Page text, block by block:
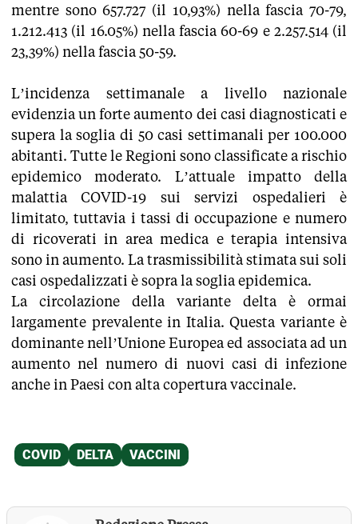
mentre sono 657.727 (il 10,93%) nella fascia 70-79,
1.212.413 (il 16.05%) nella fascia 60-69 e 2.257.514 (il
23,39%) nella fascia 50-59.
L’incidenza settimanale a livello nazionale
evidenzia un forte aumento dei casi diagnosticati e
supera la soglia di 50 casi settimanali per 100.000
abitanti. Tutte le Regioni sono classificate a rischio
epidemico moderato. L’attuale impatto della
malattia COVID-19 sui servizi ospedalieri è
limitato, tuttavia i tassi di occupazione e numero
di ricoverati in area medica e terapia intensiva
sono in aumento. La trasmissibilità stimata sui soli
casi ospedalizzati è sopra la soglia epidemica.
La circolazione della variante delta è ormai
largamente prevalente in Italia. Questa variante è
dominante nell’Unione Europea ed associata ad un
aumento nel numero di nuovi casi di infezione
anche in Paesi con alta copertura vaccinale.